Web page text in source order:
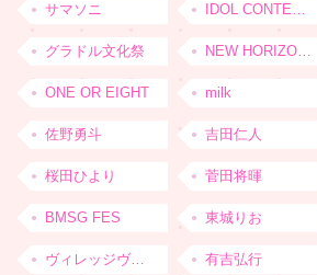
サマソニ IDOL CONTENT EXPO
グラドル文化祭 NEW HORIZON FEST
ONE OR EIGHT milk
佐野勇斗 吉田仁人
桜田ひより 菅田将暉
BMSG FES 東城りお
ヴィレッジヴァンガード 有吉弘行